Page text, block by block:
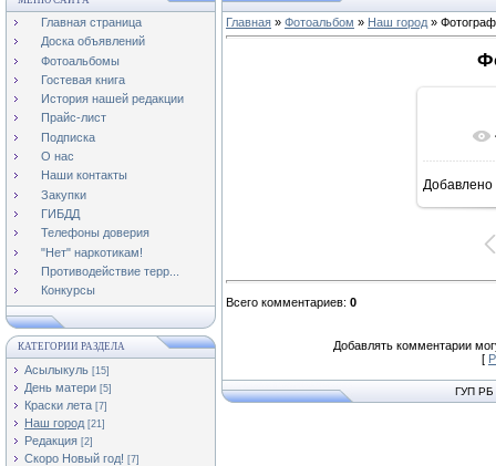
Главная страница
Доска объявлений
Фотоальбомы
Гостевая книга
История нашей редакции
Прайс-лист
Подписка
О нас
Наши контакты
Закупки
ГИБДД
Телефоны доверия
"Нет" наркотикам!
Противодействие терр...
Конкурсы
КАТЕГОРИИ РАЗДЕЛА
Асылыкуль [15]
День матери [5]
Краски лета [7]
Наш город [21]
Редакция [2]
Скоро Новый год! [7]
Главная » Фотоальбом » Наш город »
В
Добавлено
Всего комментариев: 0
Добавлять комментарии
[
ГУП РБ